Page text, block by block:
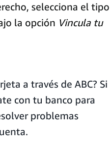
selecciona el tipo
la opción Vincula tu
a través de ABC? Si
con tu banco para
problemas